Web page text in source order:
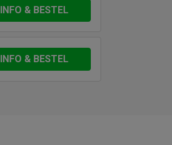
INFO & BESTEL
INFO & BESTEL